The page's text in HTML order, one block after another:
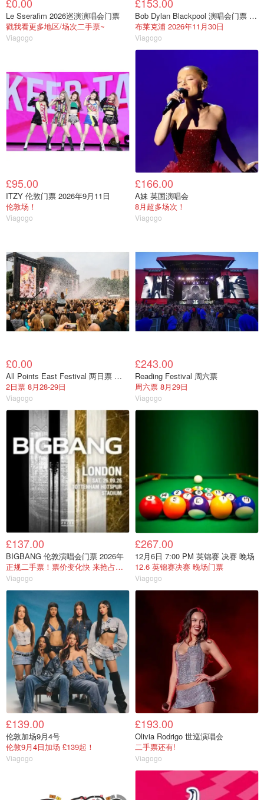
Le Sserafim 2026巡演演唱会门票
戳我看更多地区/场次二手票~
Viagogo
Bob Dylan Blackpool 演唱会门票 2026年11月30日
布莱克浦 2026年11月30日
Viagogo
£95.00
ITZY 伦敦门票 2026年9月11日
伦敦场！
Viagogo
£166.00
A妹 英国演唱会
8月超多场次！
Viagogo
£0.00
All Points East Festival 两日票 伦敦
2日票 8月28-29日
Viagogo
£243.00
Reading Festival 周六票
周六票 8月29日
Viagogo
£137.00
BIGBANG 伦敦演唱会门票 2026年
正规二手票！票价变化快 来抢占好座位
Viagogo
£267.00
12月6日 7:00 PM 英锦赛 决赛 晚场
12.6 英锦赛决赛 晚场门票
Viagogo
£139.00
伦敦加场9月4号
伦敦9月4日加场 £139起！
Viagogo
£193.00
Olivia Rodrigo 世巡演唱会
二手票还有!
Viagogo